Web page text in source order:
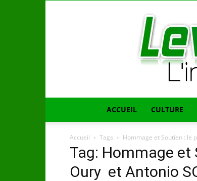
ACCUEIL CULTURE
Accueil Tags Hommage et Soutien : le
Tag: Hommage et
Oury et Antonio